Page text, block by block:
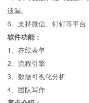
遗漏。
6、支持微信、钉钉等平台
软件功能：
1、在线表单
2、流程引擎
3、数据可视化分析
4、团队写作